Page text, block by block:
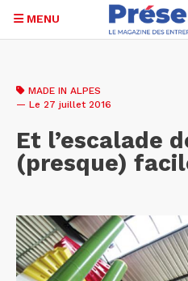
contenu
MENU
MADE IN ALPES
— Le 27 juillet 2016
Et l’escalade
(presque)